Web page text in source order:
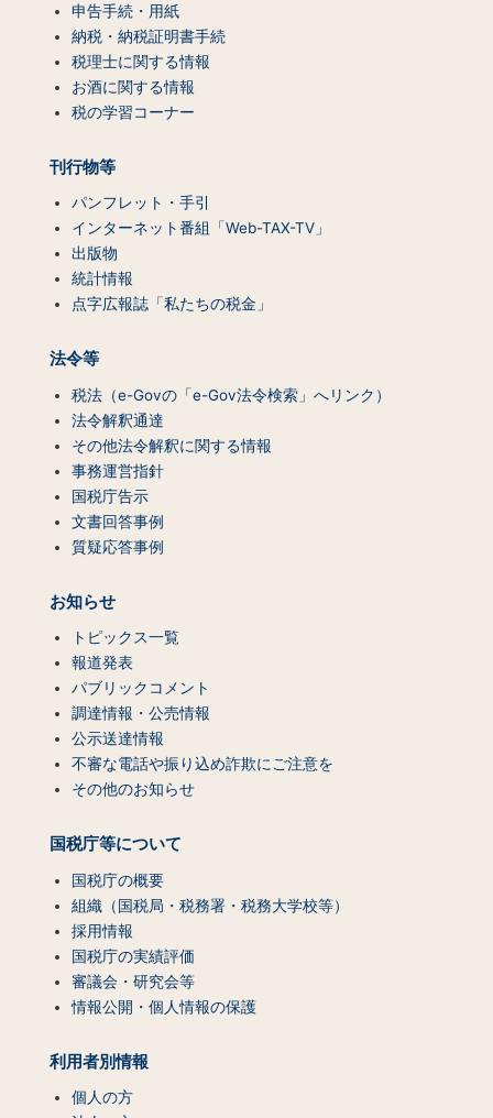
申告手続・用紙
納税・納税証明書手続
税理士に関する情報
お酒に関する情報
税の学習コーナー
刊行物等
パンフレット・手引
インターネット番組「Web-TAX-TV」
出版物
統計情報
点字広報誌「私たちの税金」
法令等
税法（e-Govの「e-Gov法令検索」へリンク）
法令解釈通達
その他法令解釈に関する情報
事務運営指針
国税庁告示
文書回答事例
質疑応答事例
お知らせ
トピックス一覧
報道発表
パブリックコメント
調達情報・公売情報
公示送達情報
不審な電話や振り込め詐欺にご注意を
その他のお知らせ
国税庁等について
国税庁の概要
組織（国税局・税務署・税務大学校等）
採用情報
国税庁の実績評価
審議会・研究会等
情報公開・個人情報の保護
利用者別情報
個人の方